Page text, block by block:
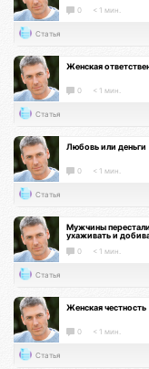
0 < 1 мин.
Статья
Женская
0 < 1 мин.
Статья
Любовь или деньги
0 < 1 мин.
Статья
Мужчины перестали
ухаживать и
0 < 1 мин.
Статья
Женская честность
0 < 1 мин.
Статья